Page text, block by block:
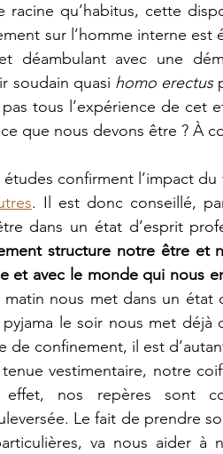
racine qu’habitus, cette
sur l’homme interne
déambulant avec une
soudain quasi homo erectus
pas tous l’expérience de
que nous devons être ? À
confirment l’impact
. Il est donc conseillé,
dans un état d’esprit
structure notre être et
et avec le monde qui nous
matin nous met dans un état
pyjama le soir nous met
de confinement, il est
vestimentaire, notre
nos repères sont
Le fait de prendre
va nous aider